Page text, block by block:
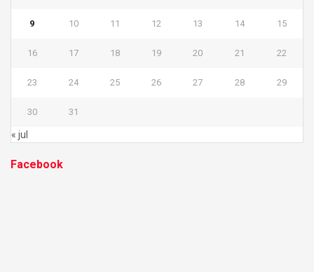
9 10 11 12 13 14 15
16 17 18 19 20 21 22
23 24 25 26 27 28 29
30 31
« jul
Facebook